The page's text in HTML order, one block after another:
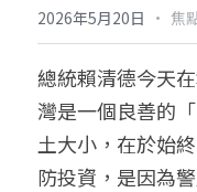
文教新聞
綜合生活
人物報導
國際財經
聯繫
訂閱電子報
FAQ
搜索
2026年5月20日 · 焦
總統賴清德今天
灣是一個良善的
土大小，在於始
防投資，是因為